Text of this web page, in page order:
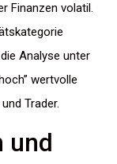
Finanzen volatil.
Analyse unter
wertvolle
Trader.
und